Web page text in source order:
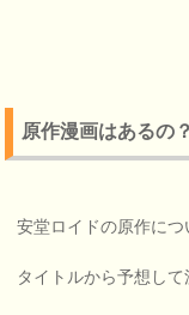
原作漫画はあるの
安堂ロイドの原作につ
タイトルから予想し